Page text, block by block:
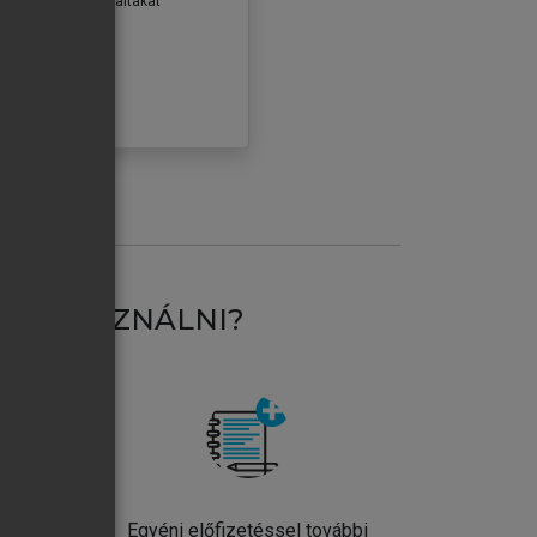
HASZNÁLNI?
Egyéni előfizetéssel további